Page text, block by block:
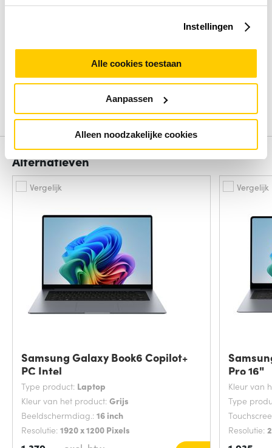
Instellingen
Alle cookies toestaan
Aanpassen
Alleen noodzakelijke cookies
Review
Deel je ervaring met het product door het schrijven van een
review.
Alternatieven
Vergelijk
Samsung Galaxy Book6 Copilot+
PC Intel
Type product: Laptop
Kleur van het product: Grijs
Beeldschermdiag.: 16 inch
Resolutie: 1920 x 1200 Pixels
Vergelijk
Pro 16"
Kleur van
Type
Resolutie: